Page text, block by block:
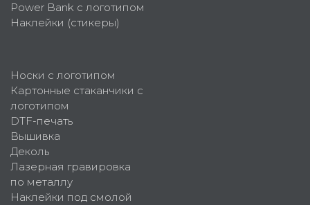
Power Bank с логотипом
Наклейки (стикеры)
Носки с логотипом
Картонные стаканчики с
логотипом
DTF-печать
Вышивка
Деколь
Лазерная гравировка
по металлу
Наклейки под смолой